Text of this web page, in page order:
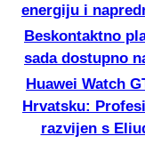
energiju i
Beskontaktno
sada dostupno
Huawei Watch
Hrvatsku:
razvijen s